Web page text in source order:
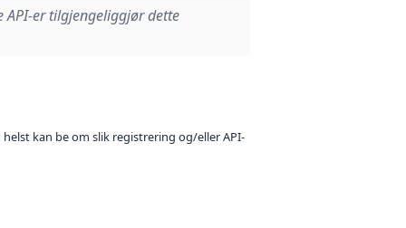
API-er tilgjengeliggjør dette
kan be om slik registrering og/eller API-